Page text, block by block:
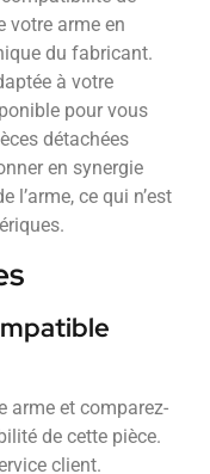
votre arme en
du fabricant.
à votre
pour vous
détachées
en synergie
l’arme, ce qui n’est
arme et comparez-
de cette pièce.
client.